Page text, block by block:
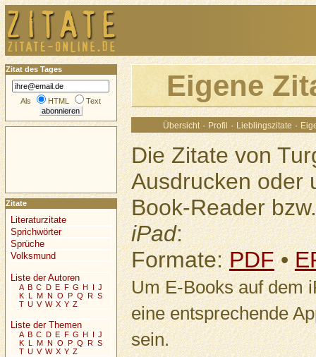
Eigene
Übersicht · Profil · Lieblingszitate ·
Die Zitate von
Ausdrucken oder
Book-Reader
iPad:
Formate:PDF•
Um E-Books auf dem
eine entsprechende
sein.
Zitat des Tages
Als HTML Text
Zitate
Literaturzitate
Sprichwörter
Sprüche
Volksmund
Liste der Autoren
A B C D E F G H I J
K L M N O P Q R S
T U V W X Y Z
Liste der Themen
A B C D E F G H I J
K L M N O P Q R S
T U V W X Y Z